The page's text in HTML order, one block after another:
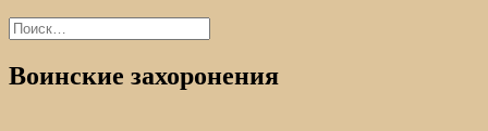
Найти:
Воинские захоронения